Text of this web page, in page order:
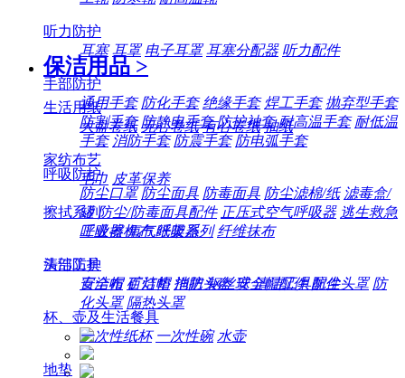
听力防护
耳塞 耳罩 电子耳罩 耳塞分配器 听力配件
手部防护
通用手套 防化手套 绝缘手套 焊工手套 抛弃型手套
防割手套 防静电手套 防护袖套 耐高温手套 耐低温
手套 消防手套 防震手套 防电弧手套
呼吸防护
防尘口罩 防尘面具 防毒面具 防尘滤棉/纸 滤毒盒/
罐 防尘/防毒面具配件 正压式空气呼吸器 逃生救急
呼吸器 氧气呼吸器
头部防护
安全帽 矿灯帽 消防头盔 安全帽配件 防尘头罩 防
化头罩 隔热头罩
保洁用品 >
生活用纸
大盘卷纸 无心卷纸 有心卷纸 抽纸
家纺布艺
毛巾 皮革保养
擦拭系列
工业擦机布 纸架系列 纤维抹布
清洁工具
百洁布 百洁垫 拖把 钢丝球 清洁工具配件
杯、壶及生活餐具
一次性纸杯 一次性碗 水壶
地垫